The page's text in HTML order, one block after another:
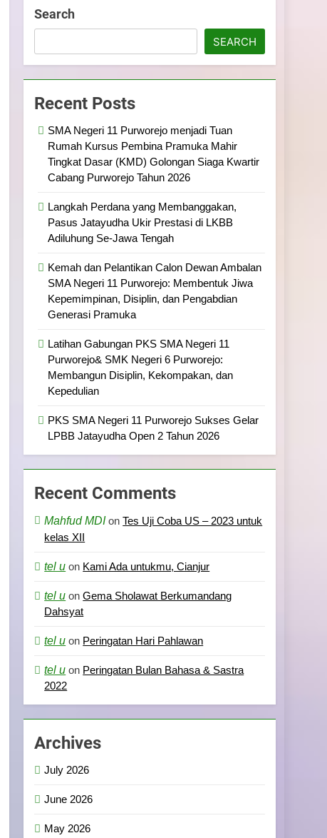
Search
SEARCH
Recent Posts
SMA Negeri 11 Purworejo menjadi Tuan
Rumah Kursus Pembina Pramuka Mahir
Tingkat Dasar (KMD) Golongan Siaga Kwartir
Cabang Purworejo Tahun 2026
Langkah Perdana yang Membanggakan,
Pasus Jatayudha Ukir Prestasi di LKBB
Adiluhung Se-Jawa Tengah
Kemah dan Pelantikan Calon Dewan Ambalan
SMA Negeri 11 Purworejo: Membentuk Jiwa
Kepemimpinan, Disiplin, dan Pengabdian
Generasi Pramuka
Latihan Gabungan PKS SMA Negeri 11
Purworejo& SMK Negeri 6 Purworejo:
Membangun Disiplin, Kekompakan, dan
Kepedulian
PKS SMA Negeri 11 Purworejo Sukses Gelar
LPBB Jatayudha Open 2 Tahun 2026
Recent Comments
Mahfud MDIonTes Uji Coba US – 2023 untuk
kelas XII
tel u on Kami Ada untukmu, Cianjur
tel u onGema Sholawat Berkumandang
Dahsyat
tel u on Peringatan Hari Pahlawan
tel u on Peringatan Bulan Bahasa & Sastra
2022
Archives
July 2026
June 2026
May 2026